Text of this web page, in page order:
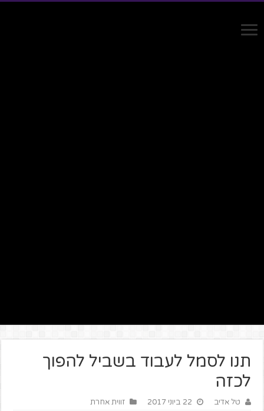
תנו לסמל לעבוד בשביל להפוך
לכזה
טל אדיב 22 ביוני 2017 זווית אחרת